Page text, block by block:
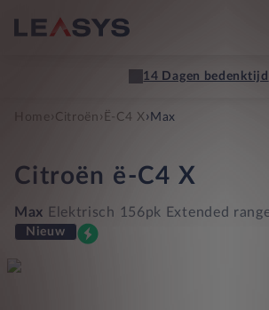
14 Dagen bedenktijd
Home › Citroën › Ë-C4 X› Max
Citroën ë-C4 X
Max Elektrisch 156pk Extended
Nieuw